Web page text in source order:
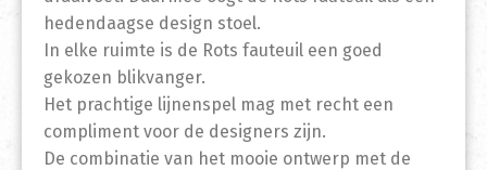
hedendaagse design stoel.
In elke ruimte is de Rots fauteuil een goed
gekozen blikvanger.
Het prachtige lijnenspel mag met recht een
compliment voor de designers zijn.
De combinatie van het mooie ontwerp met de